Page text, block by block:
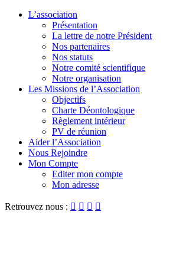
L’association
Présentation
La lettre de notre Président
Nos partenaires
Nos statuts
Notre comité scientifique
Notre organisation
Les Missions de l’Association
Objectifs
Charte Déontologique
Règlement intérieur
PV de réunion
Aider l’Association
Nous Rejoindre
Mon Compte
Editer mon compte
Mon adresse
Retrouvez nous :    